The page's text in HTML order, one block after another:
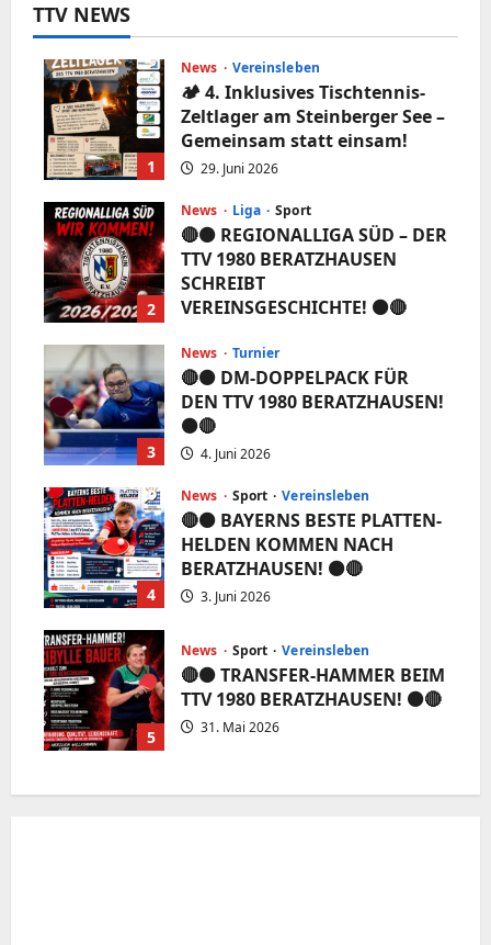
TTV NEWS
1
News Vereinsleben
🏕️ 4. Inklusives Tischtennis-
Zeltlager am Steinberger See –
Gemeinsam statt einsam!
29. Juni 2026
2
News Liga Sport
🔴⚫️ REGIONALLIGA SÜD – DER
TTV 1980 BERATZHAUSEN
SCHREIBT
VEREINSGESCHICHTE! ⚫️🔴
3
News Turnier
🔴⚫️ DM-DOPPELPACK FÜR
DEN TTV 1980 BERATZHAUSEN!
⚫️🔴
4. Juni 2026
4
News Sport Vereinsleben
🔴⚫️ BAYERNS BESTE PLATTEN-
HELDEN KOMMEN NACH
BERATZHAUSEN! ⚫️🔴
3. Juni 2026
5
News Sport Vereinsleben
🔴⚫️ TRANSFER-HAMMER BEIM
TTV 1980 BERATZHAUSEN! ⚫️🔴
31. Mai 2026